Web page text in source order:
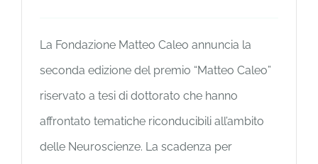
La Fondazione Matteo Caleo annuncia la
seconda edizione del premio “Matteo Caleo”
riservato a tesi di dottorato che hanno
affrontato tematiche riconducibili all’ambito
delle Neuroscienze. La scadenza per